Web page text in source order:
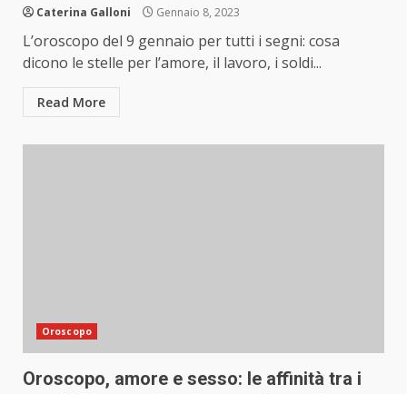
Caterina Galloni Gennaio 8, 2023
L’oroscopo del 9 gennaio per tutti i segni: cosa
dicono le stelle per l’amore, il lavoro, i soldi...
Read More
Oroscopo
Oroscopo, amore e sesso: le affinità tra i